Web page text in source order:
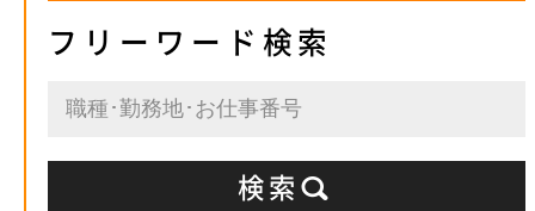
フリーワード検索